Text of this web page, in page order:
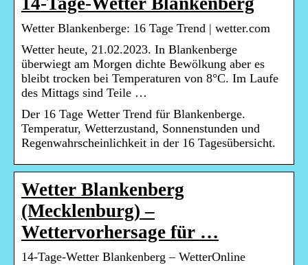
Wetter Blankenberge: 16 Tage Trend | wetter.com
Wetter heute, 21.02.2023. In Blankenberge
überwiegt am Morgen dichte Bewölkung aber es
bleibt trocken bei Temperaturen von 8°C. Im Laufe
des Mittags sind Teile …
Der 16 Tage Wetter Trend für Blankenberge.
Temperatur, Wetterzustand, Sonnenstunden und
Regenwahrscheinlichkeit in der 16 Tagesübersicht.
Wetter Blankenberg
(Mecklenburg) –
Wettervorhersage für …
14-Tage-Wetter Blankenberg – WetterOnline